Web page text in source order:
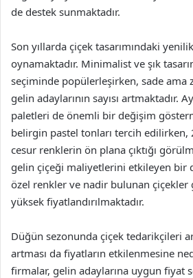
de destek sunmaktadır.
Son yıllarda çiçek tasarımındaki
oynamaktadır. Minimalist ve şık
seçiminde popülerleşirken, sade ama
gelin adaylarının sayısı artmaktadır.
paletleri de önemli bir değişim
belirgin pastel tonları tercih edilirken,
cesur renklerin ön plana çıktığı
gelin çiçeği maliyetlerini etkileyen bir
özel renkler ve nadir bulunan çiçekler
yüksek fiyatlandırılmaktadır.
Düğün sezonunda çiçek tedarikçileri
artması da fiyatların etkilenmesine
firmalar, gelin adaylarına uygun fiyat